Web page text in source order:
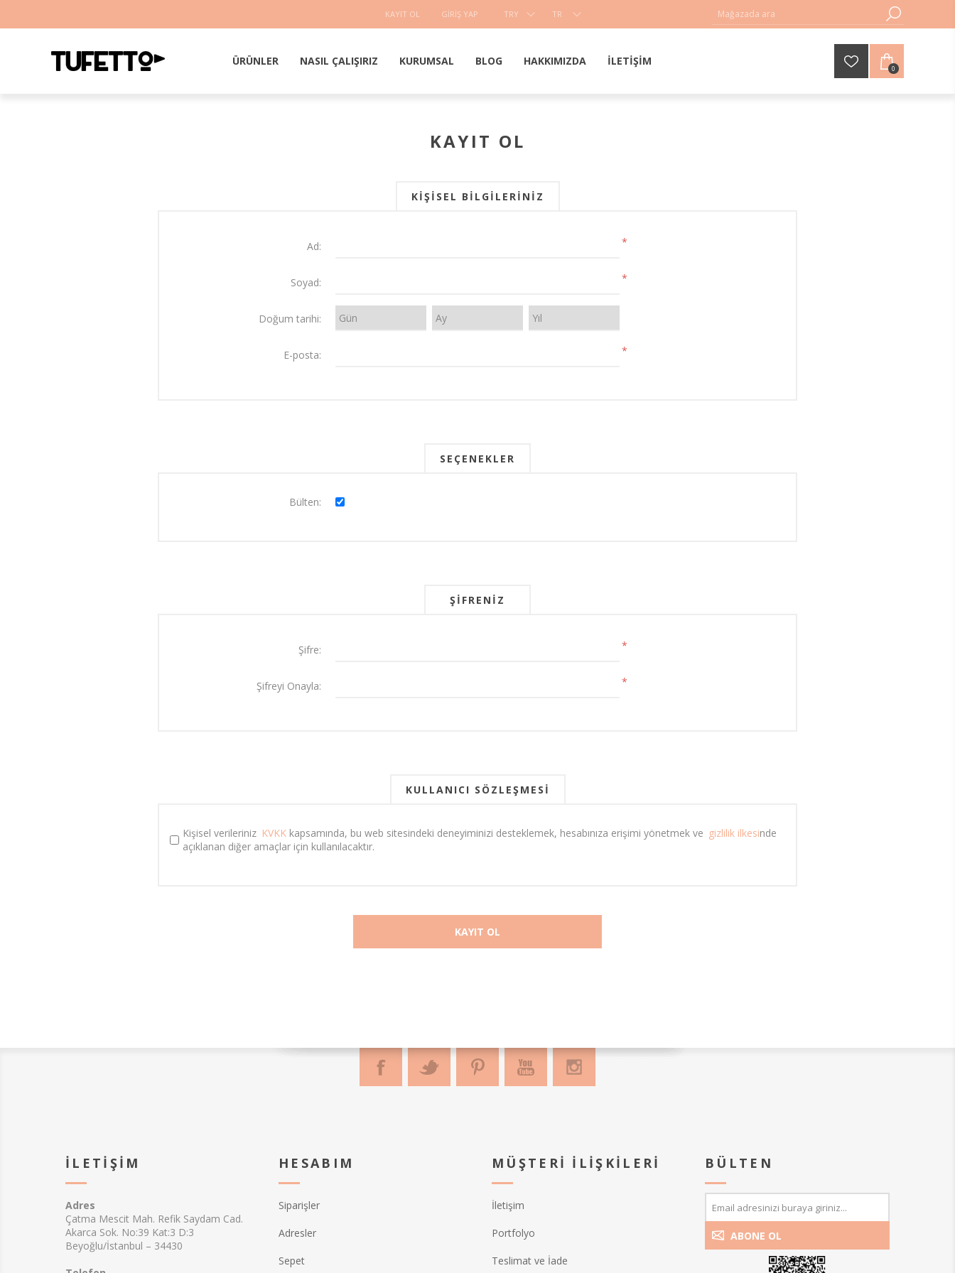
KAYIT OL GIRIŞ YAP TRY TR
ÜRÜNLER NASIL ÇALIŞIRIZ KURUMSAL BLOG HAKKIMIZDA İLETIŞIM
0
KAYIT OL
KIŞISEL BILGILERINIZ
Ad: *
Soyad: *
Doğum tarihi:
E-posta: *
SEÇENEKLER
Bülten:
ŞIFRENIZ
Şifre: *
Şifreyi Onayla: *
KULLANICI SÖZLEŞMESI
Kişisel verileriniz KVKK kapsamında, bu web sitesindeki deneyiminizi desteklemek, hesabınıza erişimi yönetmek ve gizlilik ilkesinde
açıklanan diğer amaçlar için kullanılacaktır.
İLETIŞIM
Adres
Çatma Mescit Mah. Refik Saydam Cad.
Akarca Sok. No:39 Kat:3 D:3
Beyoğlu/İstanbul – 34430
HESABIM
Siparişler
Adresler
Sepet
MÜŞTERI İLIŞKILERI
İletişim
Portfolyo
Teslimat ve İade
BÜLTEN